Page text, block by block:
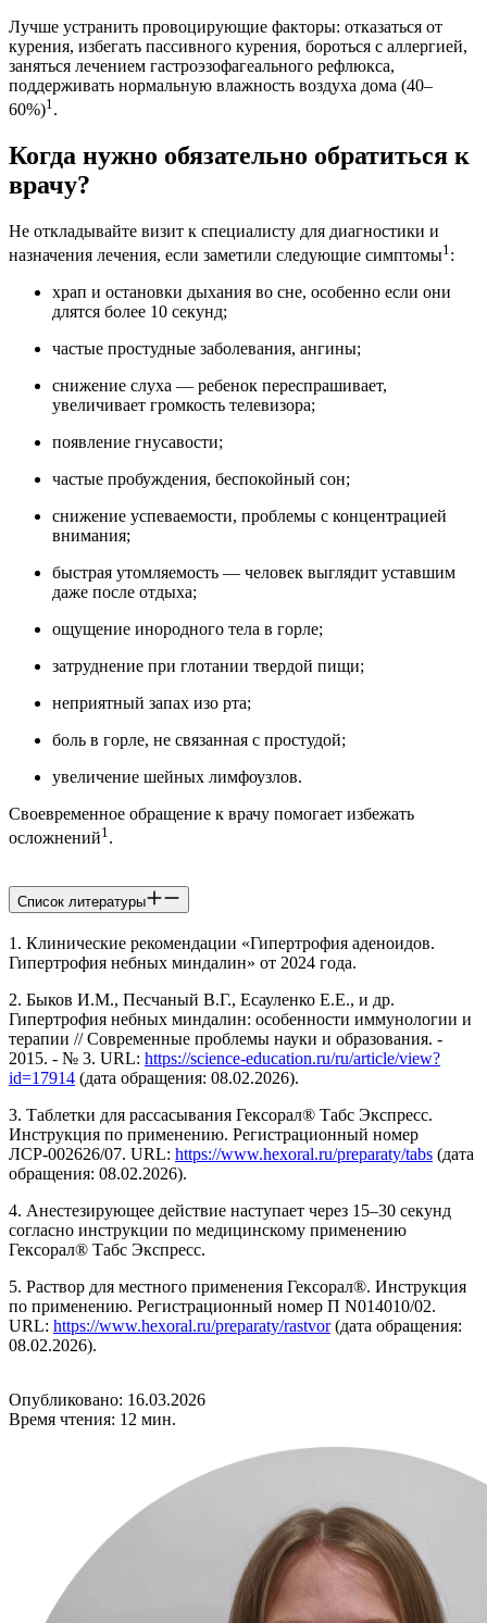
Лучше устранить провоцирующие факторы: отказаться от
курения, избегать пассивного курения, бороться с аллергией,
заняться лечением гастроэзофагеального рефлюкса,
поддерживать нормальную влажность воздуха дома (40–
60%)1 .
Когда нужно обязательно обратиться к
врачу?
Не откладывайте визит к специалисту для диагностики и
назначения лечения, если заметили следующие симптомы1 :
храп и остановки дыхания во сне, особенно если они
длятся более 10 секунд;
частые простудные заболевания, ангины;
снижение слуха — ребенок переспрашивает,
увеличивает громкость телевизора;
появление гнусавости;
частые пробуждения, беспокойный сон;
снижение успеваемости, проблемы с концентрацией
внимания;
быстрая утомляемость — человек выглядит уставшим
даже после отдыха;
ощущение инородного тела в горле;
затруднение при глотании твердой пищи;
неприятный запах изо рта;
боль в горле, не связанная с простудой;
увеличение шейных лимфоузлов.
Своевременное обращение к врачу помогает избежать
осложнений1.
Список литературы
1. Клинические рекомендации «Гипертрофия аденоидов.
Гипертрофия небных миндалин» от 2024 года.
2. Быков И.М., Песчаный В.Г., Есауленко Е.Е., и др.
Гипертрофия небных миндалин: особенности иммунологии и
терапии // Современные проблемы науки и образования. -
2015. - № 3. URL: https://science-education.ru/ru/article/view?
id=17914 (дата обращения: 08.02.2026).
3. Таблетки для рассасывания Гексорал® Табс Экспресс.
Инструкция по применению. Регистрационный номер
ЛСР-002626/07. URL: https://www.hexoral.ru/preparaty/tabs (дата
обращения: 08.02.2026).
4. Анестезирующее действие наступает через 15–30 секунд
согласно инструкции по медицинскому применению
Гексорал® Табс Экспресс.
5. Раствор для местного применения Гексорал®. Инструкция
по применению. Регистрационный номер П N014010/02.
URL: https://www.hexoral.ru/preparaty/rastvor(дата обращения:
08.02.2026).
Опубликовано: 16.03.2026
Время чтения: 12 мин.